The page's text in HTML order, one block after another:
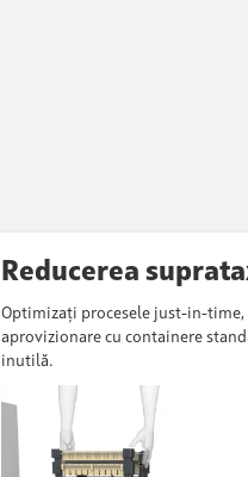
Reducerea
Optimizați procesele just-in-time,
aprovizionare cu containere
inutilă.